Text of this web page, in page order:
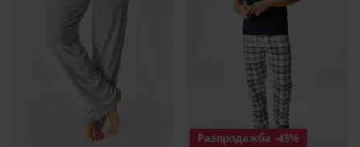
Разпродажба -43%